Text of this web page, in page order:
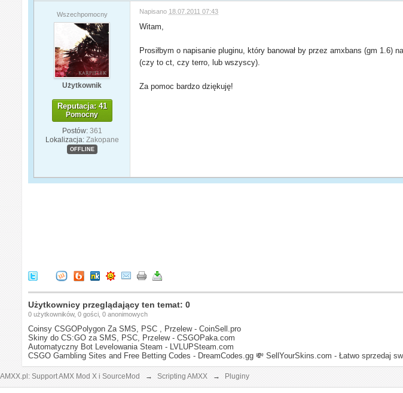
Wszechpomocny
Użytkownik
Reputacja: 41
Pomocny
Postów: 361
Lokalizacja: Zakopane
OFFLINE
Napisano 18.07.2011 07:43
Witam,
Prosiłbym o napisanie pluginu, który banował by przez amxbans (gm
(czy to ct, czy terro, lub wszyscy).
Za pomoc bardzo dziękuję!
Użytkownicy przeglądający ten temat: 0
0 użytkowników, 0 gości, 0 anonimowych
Coinsy CSGOPolygon Za SMS, PSC , Przelew - CoinSell.pro
Skiny do CS:GO za SMS, PSC, Przelew - CSGOPaka.com
Automatyczny Bot Levelowania Steam - LVLUPSteam.com
CSGO Gambling Sites and Free Betting Codes - DreamCodes.gg 💸 SellYourSkins.com - Łatwo sprzedaj
AMXX.pl: Support AMX Mod X i SourceMod → Scripting AMXX → Pluginy